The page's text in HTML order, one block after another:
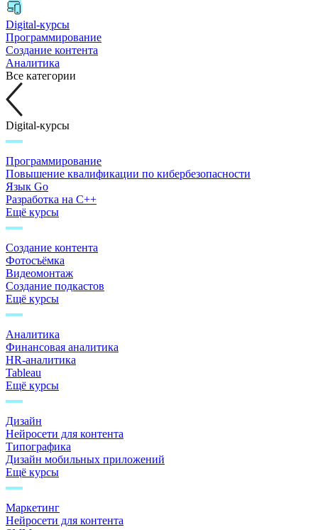
Digital-курсы
Программирование
Создание контента
Аналитика
Все категории
Digital-курсы
Программирование
Повышение квалификации по кибербезопасности
Язык Go
Разработка на C++
Ещё курсы
Создание контента
Фотосъёмка
Видеомонтаж
Создание подкастов
Ещё курсы
Аналитика
Финансовая аналитика
HR-аналитика
Tableau
Ещё курсы
Дизайн
Нейросети для контента
Типографика
Дизайн мобильных приложений
Ещё курсы
Маркетинг
Нейросети для контента